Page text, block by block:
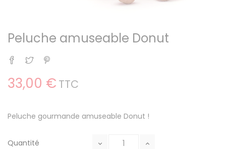
Peluche amuseable Donut
Partager
Tweet
33,00 € TTC
Peluche gourmande amuseable Donut !
Quantité